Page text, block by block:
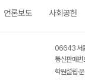
언론보도 사회공헌
06643 서
통신판매
학원설립·